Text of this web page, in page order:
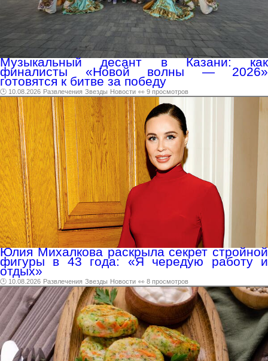
Музыкальный десант в Казани: как
финалисты «Новой волны — 2026»
готовятся к битве за победу
🕑 10.08.2026 Развлечения Звезды Новости 👀 9 просмотров
Юлия Михалкова раскрыла секрет стройной
фигуры в 43 года: «Я чередую работу и
отдых»
🕑 10.08.2026 Развлечения Звезды Новости 👀 8 просмотров